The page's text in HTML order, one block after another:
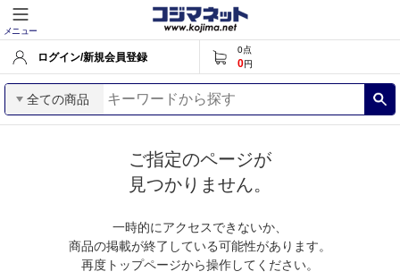
メニュー
ログイン/新規会員登録
0点
0円
全ての商品
ご指定のページが
見つかりません。
一時的にアクセスできないか、
商品の掲載が終了している可能性があります。
再度トップページから操作してください。